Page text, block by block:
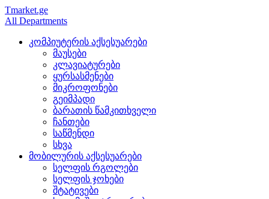
Tmarket.ge
All Departments
კომპიუტერის აქსესუარები
მაუსები
კლავიატურები
ყურსასმენები
მიკროფონები
გეიმპადი
ბარათის წამკითხველი
ჩანთები
საწმენდი
სხვა
მობილურის აქსესუარები
სელფის რგოლები
სელფის ჯოხები
შტატივები